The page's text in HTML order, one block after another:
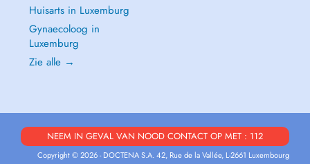
Huisarts in Luxemburg
Gynaecoloog in
Luxemburg
Zie alle →
NEEM IN GEVAL VAN NOOD CONTACT OP MET : 112
Copyright © 2026 - DOCTENA S.A. 42, Rue de la Vallée, L-2661 Luxembourg